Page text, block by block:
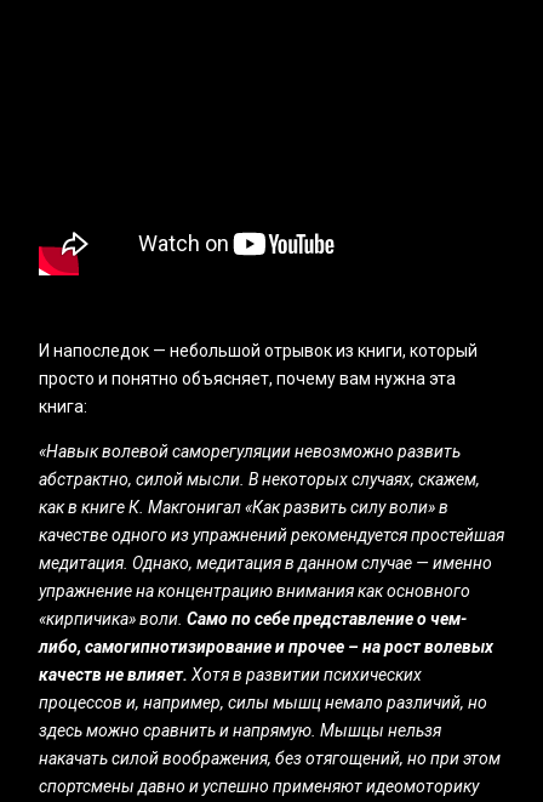
И напоследок — небольшой отрывок из книги, который
просто и понятно объясняет, почему вам нужна эта
книга:
«‎Навык волевой саморегуляции невозможно развить
абстрактно, силой мысли. В некоторых случаях, скажем,
как в книге К. Макгонигал «Как развить силу воли» в
качестве одного из упражнений рекомендуется простейшая
медитация. Однако, медитация в данном случае — именно
упражнение на концентрацию внимания как основного
«кирпичика» воли. Само по себе представление о чем-
либо, самогипнотизирование и прочее – на рост волевых
качеств не влияет. Хотя в развитии психических
процессов и, например, силы мышц немало различий, но
здесь можно сравнить и напрямую. Мышцы нельзя
накачать силой воображения, без отягощений, но при этом
спортсмены давно и успешно применяют идеомоторику